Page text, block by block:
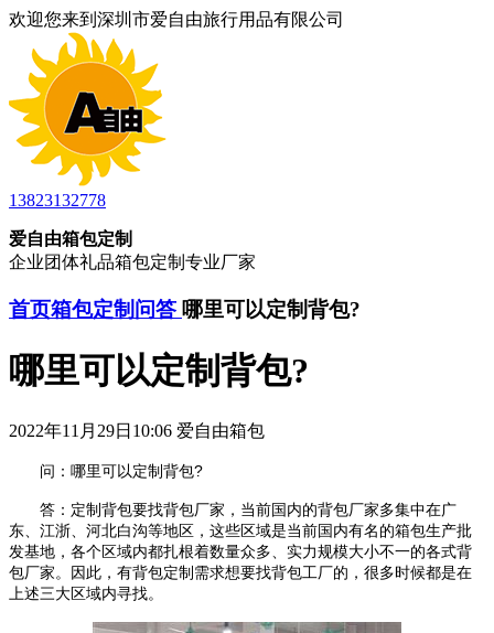
欢迎您来到深圳市爱自由旅行用品有限公司
13823132778
爱自由箱包定制
企业团体礼品箱包定制专业厂家
首页箱包定制问答 哪里可以定制背包?
哪里可以定制背包?
2022年11月29日10:06 爱自由箱包
问：哪里可以定制背包?
答：定制背包要找背包厂家，当前国内的背包厂家多集中在广
东、江浙、河北白沟等地区，这些区域是当前国内有名的箱包生产批
发基地，各个区域内都扎根着数量众多、实力规模大小不一的各式背
包厂家。因此，有背包定制需求想要找背包工厂的，很多时候都是在
上述三大区域内寻找。